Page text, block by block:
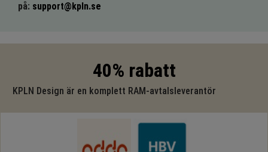
på: support@kpln.se
40% rabatt
KPLN Design är en komplett RAM-avtalsleverantör